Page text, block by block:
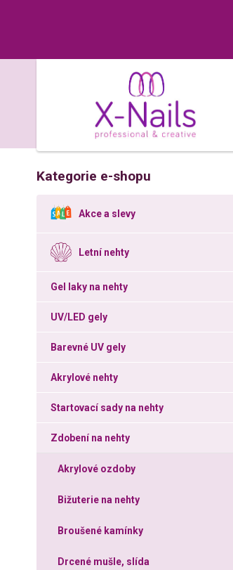
Kategorie e-shopu
Akce a slevy
Letní nehty
Gel laky na nehty
UV/LED gely
Barevné UV gely
Akrylové nehty
Startovací sady na nehty
Zdobení na nehty
Akrylové ozdoby
Bižuterie na nehty
Broušené kamínky
Drcené mušle, slída